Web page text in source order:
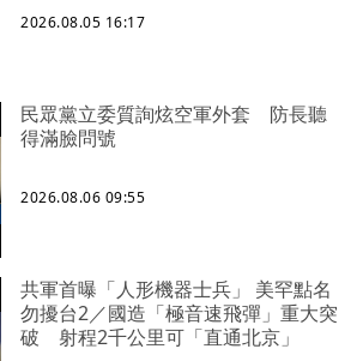
2026.08.05 16:17
民眾黨立委質詢炫空軍外套 防長聽
得滿臉問號
2026.08.06 09:55
共軍首曝「人形機器士兵」 美罕點名
勿擾台2／國造「極音速飛彈」重大突
破 射程2千公里可「直通北京」